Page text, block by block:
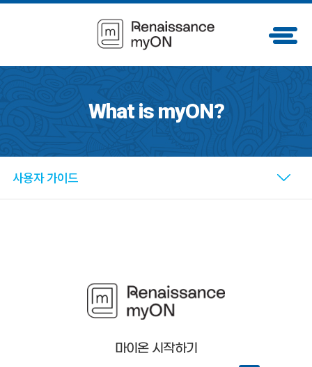
What is myON?
사용자 가이드
마이온 시작하기